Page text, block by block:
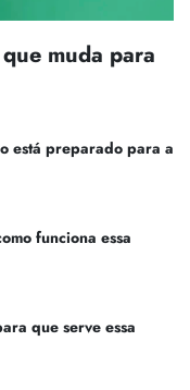
muda para
está preparado para a
funciona essa
que serve essa